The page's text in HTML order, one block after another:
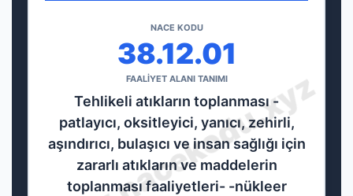
NACE KODU
38.12.01
FAALİYET ALANI TANIMI
Tehlikeli atıkların toplanması -
patlayıcı, oksitleyici, yanıcı, zehirli,
aşındırıcı, bulaşıcı ve insan sağlığı için
zararlı atıkların ve maddelerin
toplanması faaliyetleri- -nükleer